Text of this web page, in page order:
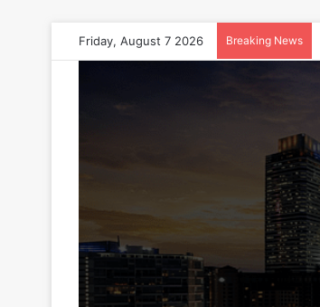
Friday, August 7 2026 Breaking News